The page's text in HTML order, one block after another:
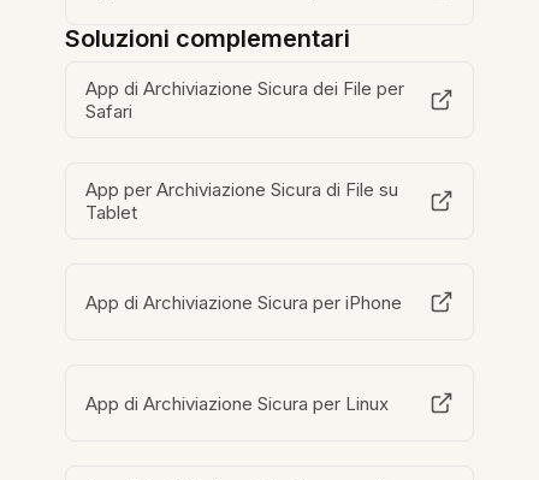
Soluzioni complementari
App di Archiviazione Sicura dei File per
Safari
App per Archiviazione Sicura di File su
Tablet
App di Archiviazione Sicura per iPhone
App di Archiviazione Sicura per Linux